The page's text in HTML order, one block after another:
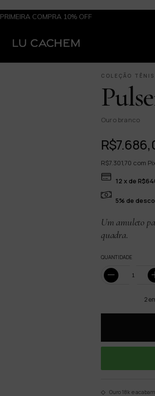
PRIMEIRA COMPRA 10% OFF
COLEÇÃO TÊNIS
Ouro branco
R$7.301,70 com
12 x de
5% de
Um amuleto
quadra.
QUANTIDADE
2
Ouro 18k e